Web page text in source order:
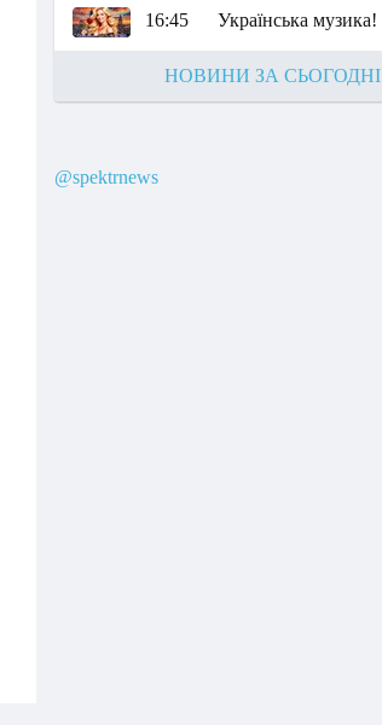
16:45 Українська музика!
НОВИНИ ЗА СЬОГОДНІ
@spektrnews